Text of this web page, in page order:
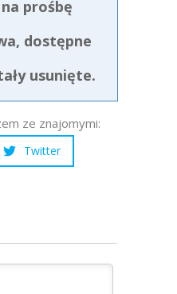
prośbę
dostępne
usunięte.
ze znajomymi:
Twitter